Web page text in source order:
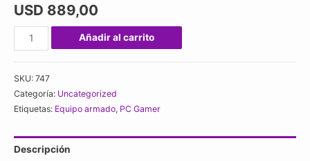
USD 889,00
Equipo
intel
10100f
2060
6GB
Añadir al carrito
SKU: 747
Categoría: Uncategorized
Etiquetas: Equipo armado, PC Gamer
Descripción